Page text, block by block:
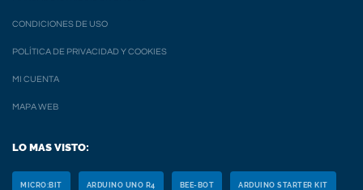
CONDICIONES DE USO
POLÍTICA DE PRIVACIDAD Y COOKIES
MI CUENTA
MAPA WEB
LO MAS VISTO:
MICRO:BIT ARDUINO UNO R4 BEE-BOT ARDUINO STARTER KIT